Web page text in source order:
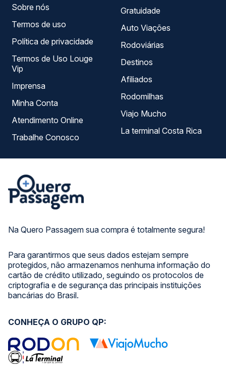
Na Quero Passagem sua compra é totalmente segura!
Para garantirmos que seus dados estejam sempre
protegidos, não armazenamos nenhuma informação do
cartão de crédito utilizado, seguindo os protocolos de
criptografia e de segurança das principais instituições
bancárias do Brasil.
Sobre nós
Termos de uso
Política de privacidade
Termos de Uso Louge
Vip
Imprensa
Minha Conta
Atendimento Online
Trabalhe Conosco
Gratuidade
Auto Viações
Rodoviárias
Destinos
Afiliados
Rodomilhas
Viajo Mucho
La terminal Costa Rica
CONHEÇA O GRUPO QP: